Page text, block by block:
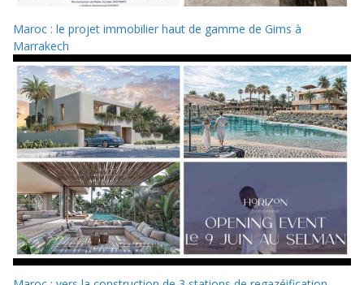
Maroc : le projet immobilier haut de gamme de Gims à
Marrakech